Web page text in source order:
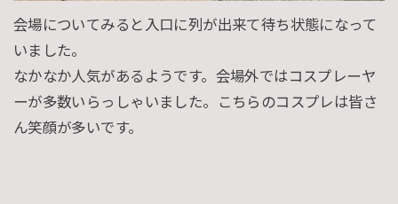
会場についてみると入口に列が出来て待ち状態になって
いました。
なかなか人気があるようです。会場外ではコスプレーヤ
ーが多数いらっしゃいました。こちらのコスプレは皆さ
ん笑顔が多いです。